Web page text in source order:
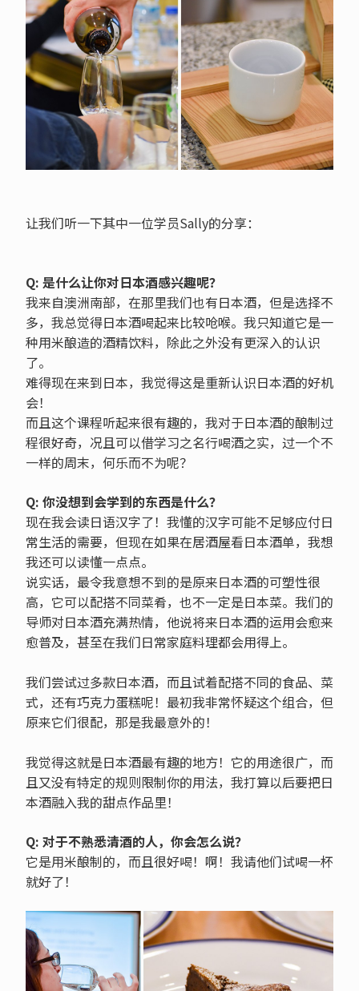
让我们听一下其中一位学员Sally的分享：
Q: 是什么让你对日本酒感兴趣呢？
我来自澳洲南部，在那里我们也有日本酒，但是选择不
多，我总觉得日本酒喝起来比较呛喉。我只知道它是一
种用米酿造的酒精饮料，除此之外没有更深入的认识
了。
难得现在来到日本，我觉得这是重新认识日本酒的好机
会！
而且这个课程听起来很有趣的，我对于日本酒的酿制过
程很好奇，况且可以借学习之名行喝酒之实，过一个不
一样的周末，何乐而不为呢？
Q: 你没想到会学到的东西是什么？
现在我会读日语汉字了！我懂的汉字可能不足够应付日
常生活的需要，但现在如果在居酒屋看日本酒单，我想
我还可以读懂一点点。
说实话，最令我意想不到的是原来日本酒的可塑性很
高，它可以配搭不同菜肴，也不一定是日本菜。我们的
导师对日本酒充满热情，他说将来日本酒的运用会愈来
愈普及，甚至在我们日常家庭料理都会用得上。
我们尝试过多款日本酒，而且试着配搭不同的食品、菜
式，还有巧克力蛋糕呢！最初我非常怀疑这个组合，但
原来它们很配，那是我最意外的！
我觉得这就是日本酒最有趣的地方！它的用途很广，而
且又没有特定的规则限制你的用法，我打算以后要把日
本酒融入我的甜点作品里！
Q: 对于不熟悉清酒的人，你会怎么说？
它是用米酿制的，而且很好喝！啊！我请他们试喝一杯
就好了！